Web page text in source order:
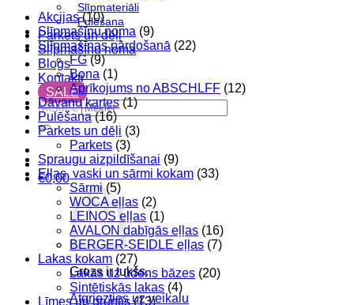
Slīpmateriāli
Pulēšana
Parkets un dēļi
Slīpmašīnu noma
Blogs
Kontakti
SALE
Meklēt:
€0,00
Grozs ir tukšs.
Atgriezties uz veikalu
Akcijas (10)
Slīpmašīnu noma (9)
Slīpmašīnas pārdošanā (22)
FG (9)
Bona (1)
Aprīkojums no ABSCHLFF (12)
Dāvanu kartes (1)
Pulēšana (16)
Parkets un dēļi (3)
Parkets (3)
Spraugu aizpildīšanai (9)
Eļļas, vaski un sārmi kokam (33)
Sārmi (5)
WOCA eļļas (2)
LEINOS eļļas (1)
AVALON dabīgās eļļas (16)
BERGER-SEIDLE eļļas (7)
Lakas kokam (27)
Lakas uz ūdens bāzes (20)
Sintētiskās lakas (4)
Līmes un gruntis (13)